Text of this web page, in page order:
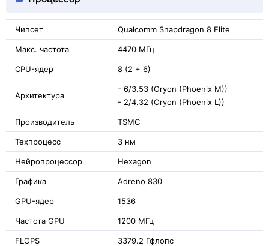
Чипсет Qualcomm Snapdragon 8 Elite
Макс. частота 4470 МГц
CPU-ядер 8 (2 + 6)
Архитектура
- 6/3.53 (Oryon (Phoenix M))
- 2/4.32 (Oryon (Phoenix L))
Производитель TSMC
Техпроцесс 3 нм
Нейропроцессор Hexagon
Графика Adreno 830
GPU-ядер 1536
Частота GPU 1200 МГц
FLOPS 3379.2 Гфлопс